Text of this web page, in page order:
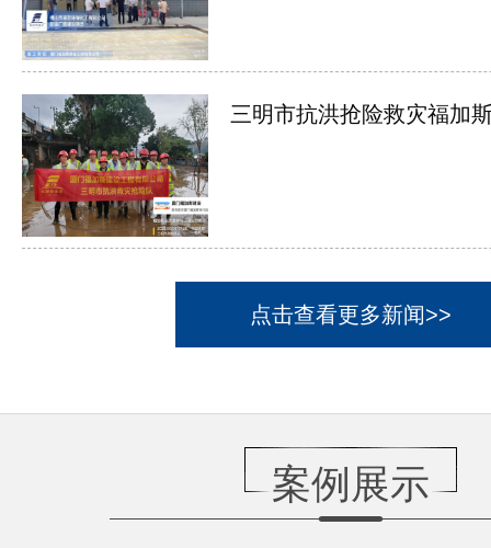
三明市抗洪抢险救灾福加
点击查看更多新闻>>
案例展示